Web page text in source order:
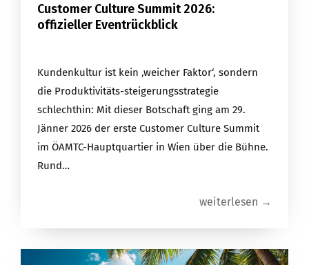
Customer Culture Summit 2026:
offizieller Eventrückblick
Kundenkultur ist kein ‚weicher Faktor‘, sondern
die Produktivitäts-steigerungsstrategie
schlechthin: Mit dieser Botschaft ging am 29.
Jänner 2026 der erste Customer Culture Summit
im ÖAMTC-Hauptquartier in Wien über die Bühne.
Rund…
weiterlesen →